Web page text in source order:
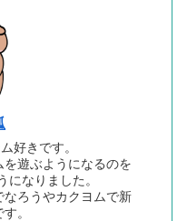
好きです。
遊ぶようになるのを
になりました。
ろうやカクヨムで新
。